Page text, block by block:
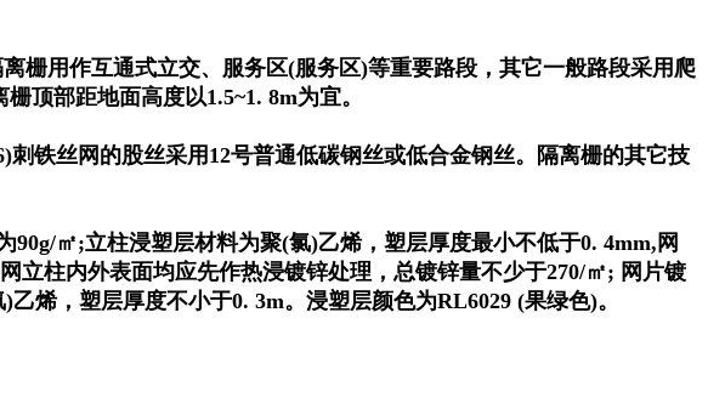
栅用作互通式立交、服务区(服务区)等重要路段，其它一般路段采用爬
顶部距地面高度以1.5~1. 8m为宜。
铁丝网的股丝采用12号普通低碳钢丝或低合金钢丝。隔离栅的其它技
㎡;立柱浸塑层材料为聚(氯)乙烯，塑层厚度最小不低于0. 4mm,网
立柱内外表面均应先作热浸镀锌处理，总镀锌量不少于270/㎡; 网片镀
烯，塑层厚度不小于0. 3m。浸塑层颜色为RL6029 (果绿色)。